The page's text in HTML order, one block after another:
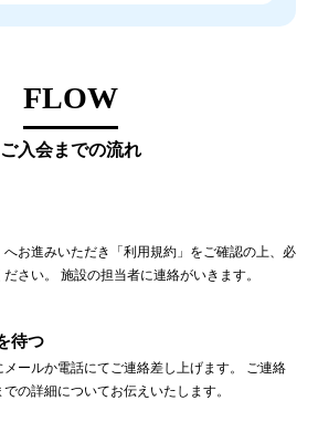
FLOW
ご入会までの流れ
へお進みいただき「利用規約」をご確認の上、必
さい。 施設の担当者に連絡がいきます。
待つ
ールか電話にてご連絡差し上げます。 ご連絡
の詳細についてお伝えいたします。